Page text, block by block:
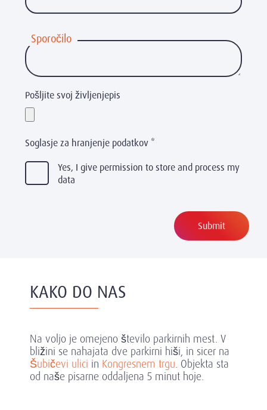
Sporočilo
Pošljite svoj življenjepis
Soglasje za hranjenje podatkov *
Yes, I give permission to store and process my
data
KAKO DO NAS
Na voljo je omejeno število parkirnih mest. V
bližini se nahajata dve parkirni hiši, in sicer na
Šubičevi ulici in Kongresnem trgu. Objekta sta
od naše pisarne oddaljena 5 minut hoje.